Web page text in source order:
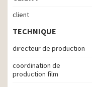
client
TECHNIQUE
directeur de production
coordination de
production film